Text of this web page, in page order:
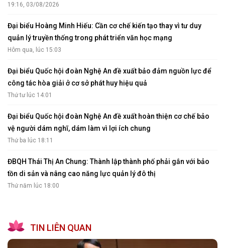
19:16, 03/08/2026
Đại biểu Hoàng Minh Hiếu: Cần cơ chế kiến tạo thay vì tư duy
quản lý truyền thống trong phát triển văn học mạng
Hôm qua, lúc 15:03
Đại biểu Quốc hội đoàn Nghệ An đề xuất bảo đảm nguồn lực để
công tác hòa giải ở cơ sở phát huy hiệu quả
Thứ tư lúc 14:01
Đại biểu Quốc hội đoàn Nghệ An đề xuất hoàn thiện cơ chế bảo
vệ người dám nghĩ, dám làm vì lợi ích chung
Thứ ba lúc 18:11
ĐBQH Thái Thị An Chung: Thành lập thành phố phải gắn với bảo
tồn di sản và nâng cao năng lực quản lý đô thị
Thứ năm lúc 18:00
TIN LIÊN QUAN